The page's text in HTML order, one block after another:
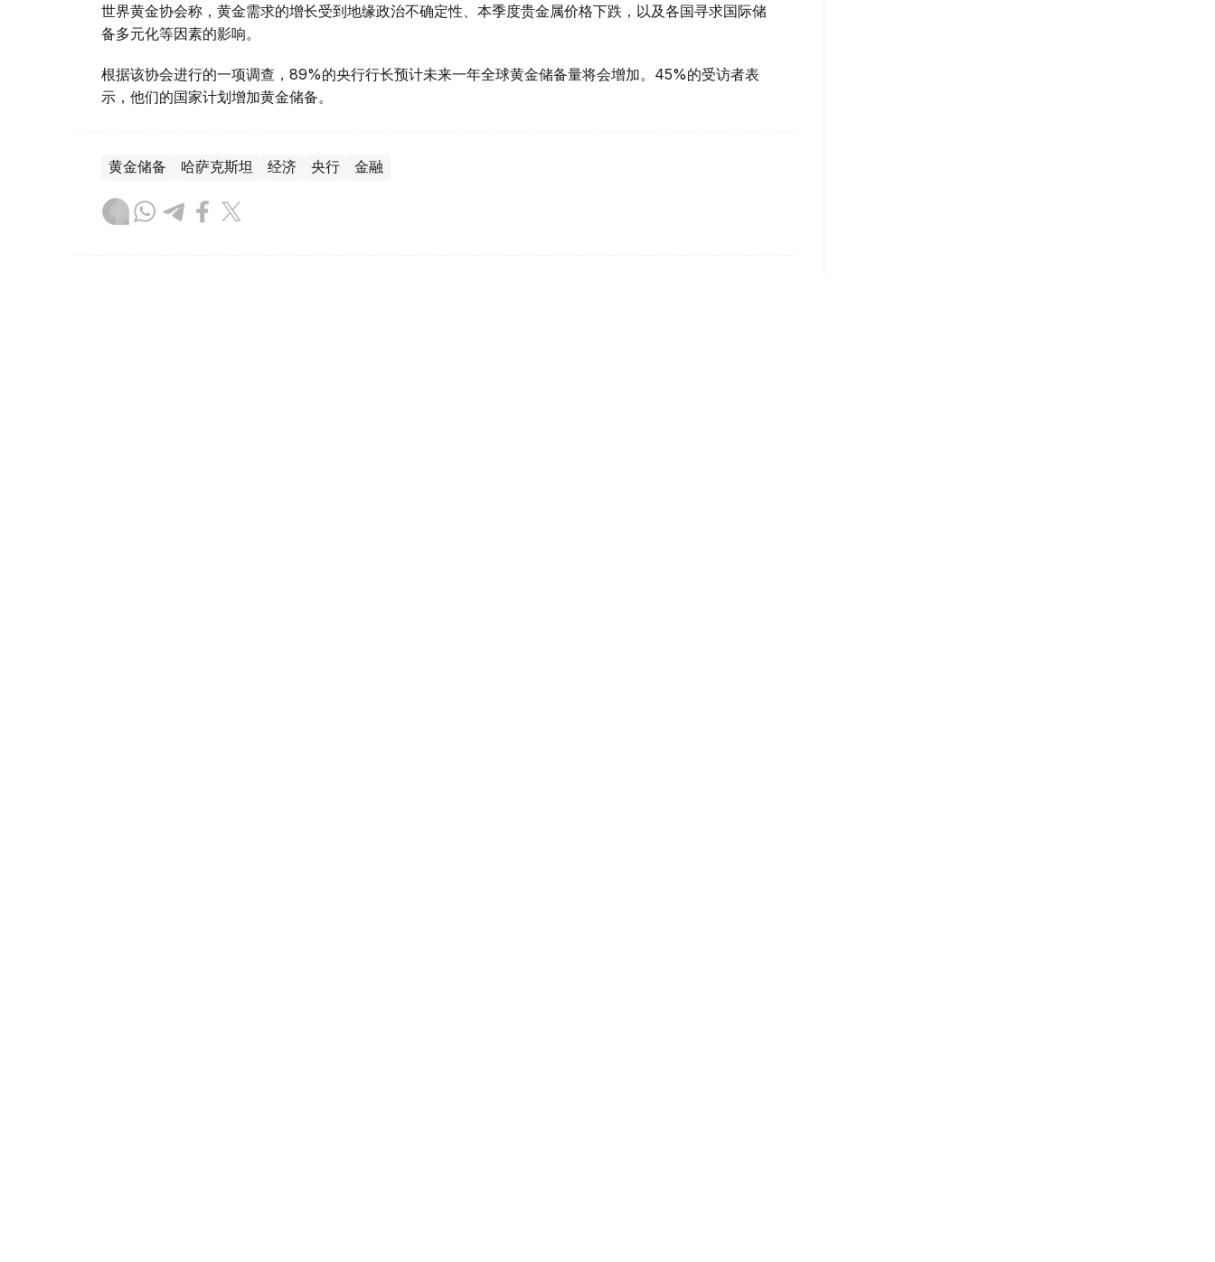
世界黄金协会称，黄金需求的增长受到地缘政治不确定性、本季度贵金属价格下跌，以及各国寻求国际储
备多元化等因素的影响。
根据该协会进行的一项调查，89%的央行行长预计未来一年全球黄金储备量将会增加。45%的受访者表
示，他们的国家计划增加黄金储备。
黄金储备 哈萨克斯坦 经济 央行 金融